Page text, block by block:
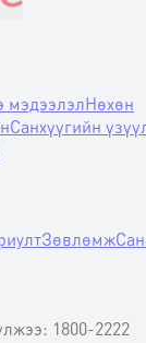
мэдээлэлНөхөн
Санхүүгийн
Зөвлөмж
1800-2222